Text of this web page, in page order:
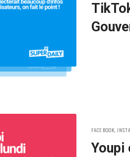
POSTED
FACEBOOK
Youpi